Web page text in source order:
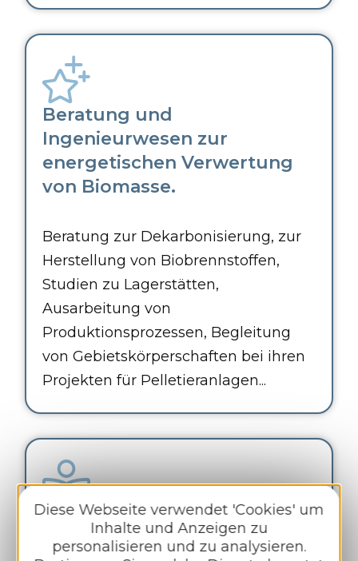
Diese Webseite verwendet 'Cookies' um
Inhalte und Anzeigen zu
personalisieren und zu analysieren.
Beratung und
Ingenieurwesen zur
energetischen Verwertung
von Biomasse.
Beratung zur Dekarbonisierung, zur
Herstellung von Biobrennstoffen,
Studien zu Lagerstätten,
Ausarbeitung von
Produktionsprozessen, Begleitung
von Gebietskörperschaften bei ihren
Projekten für Pelletieranlagen...
Technische Versuche und
Analysen